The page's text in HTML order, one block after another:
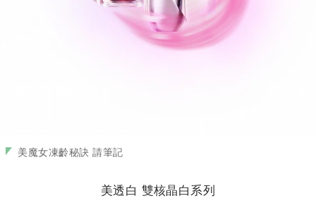
美魔女凍齡秘訣 請筆記
美透白 雙核晶白系列